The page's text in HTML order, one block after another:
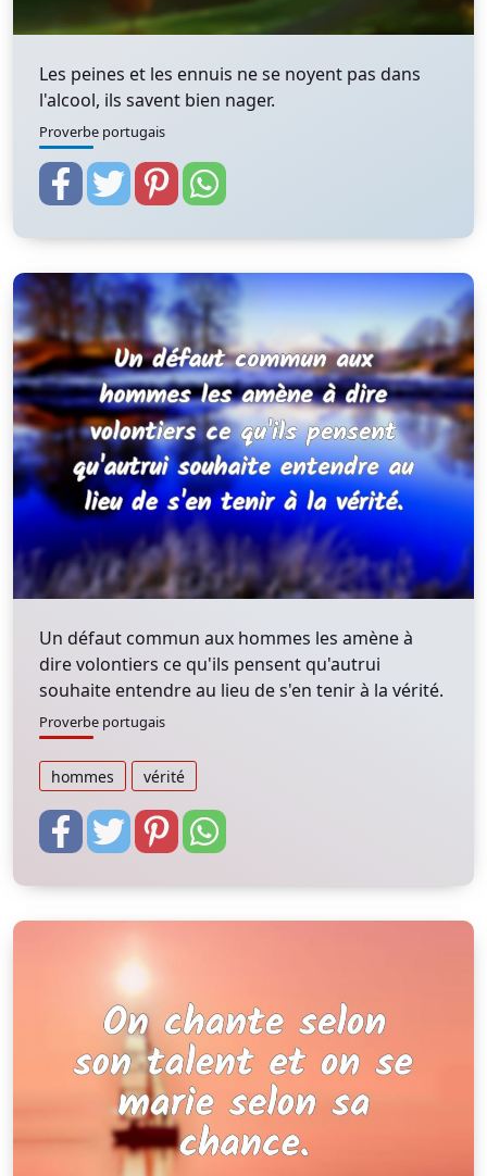
Les peines et les ennuis ne se noyent pas dans
l'alcool, ils savent bien nager.
Proverbe portugais
Un défaut commun aux hommes les amène à
dire volontiers ce qu'ils pensent qu'autrui
souhaite entendre au lieu de s'en tenir à la vérité.
Proverbe portugais
hommes vérité